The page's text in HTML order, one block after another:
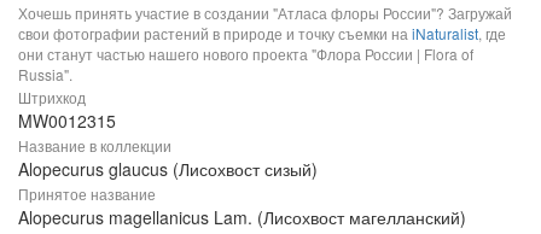
Хочешь принять участие в создании "Атласа флоры России"? Загружай
свои фотографии растений в природе и точку съемки на iNaturalist, где
они станут частью нашего нового проекта "Флора России | Flora of
Russia".
Штрихкод
MW0012315
Название в коллекции
Alopecurus glaucus (Лисохвост сизый)
Принятое название
Alopecurus magellanicus Lam. (Лисохвост магелланский)